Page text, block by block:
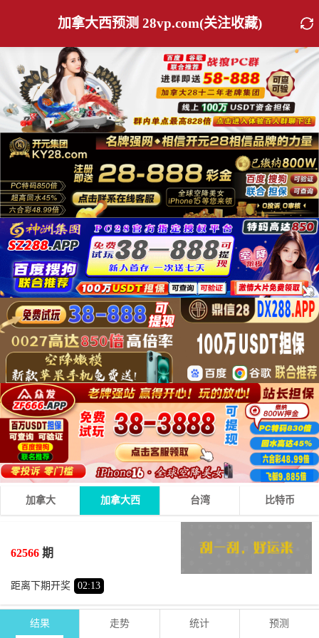
加拿大西预测 28vp.com(关注收藏)
加拿大 加拿大西 台湾 比特币
62566 期
距离下期开奖 02:13
4 + 2 + 0 = 06
期号 号码
结果 走势 统计 预测